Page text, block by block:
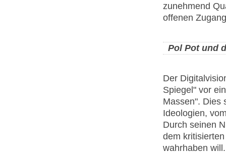
zunehmend
offenen
Pol Pot und
Der
Spiegel" vor
Massen". Dies
Ideologien,
Durch seinen
dem
wahrhaben